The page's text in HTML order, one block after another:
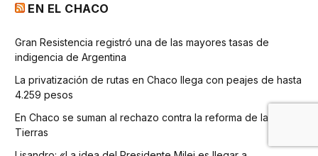
EN EL CHACO
Gran Resistencia registró una de las mayores tasas de
indigencia de Argentina
La privatización de rutas en Chaco llega con peajes de hasta
4.259 pesos
En Chaco se suman al rechazo contra la reforma de la Ley de
Tierras